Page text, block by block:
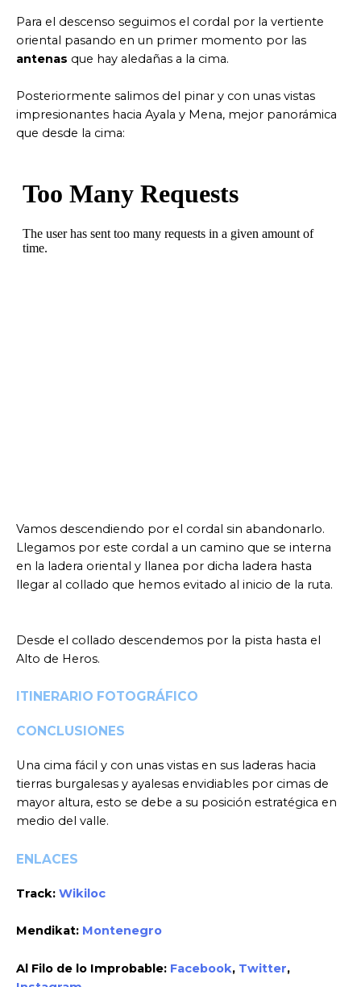
Para el descenso seguimos el cordal por la vertiente
oriental pasando en un primer momento por las
antenas que hay aledañas a la cima.
Posteriormente salimos del pinar y con unas vistas
impresionantes hacia Ayala y Mena, mejor panorámica
que desde la cima:
Vamos descendiendo por el cordal sin abandonarlo.
Llegamos por este cordal a un camino que se interna
en la ladera oriental y llanea por dicha ladera hasta
llegar al collado que hemos evitado al inicio de la ruta.
Desde el collado descendemos por la pista hasta el
Alto de Heros.
ITINERARIO FOTOGRÁFICO
CONCLUSIONES
Una cima fácil y con unas vistas en sus laderas hacia
tierras burgalesas y ayalesas envidiables por cimas de
mayor altura, esto se debe a su posición estratégica en
medio del valle.
ENLACES
Track: Wikiloc
Mendikat: Montenegro
Al Filo de lo Improbable: Facebook, Twitter,